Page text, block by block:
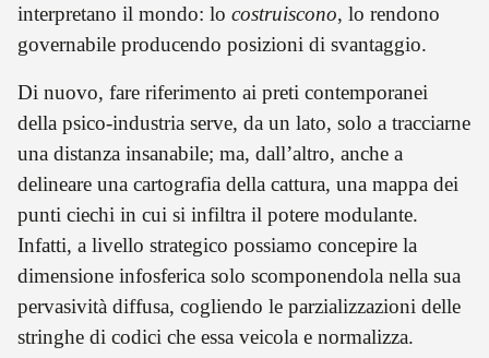
interpretano il mondo: lo costruiscono, lo rendono
governabile producendo posizioni di svantaggio.
Di nuovo, fare riferimento ai preti contemporanei
della psico-industria serve, da un lato, solo a tracciarne
una distanza insanabile; ma, dall’altro, anche a
delineare una cartografia della cattura, una mappa dei
punti ciechi in cui si infiltra il potere modulante.
Infatti, a livello strategico possiamo concepire la
dimensione infosferica solo scomponendola nella sua
pervasività diffusa, cogliendo le parzializzazioni delle
stringhe di codici che essa veicola e normalizza.